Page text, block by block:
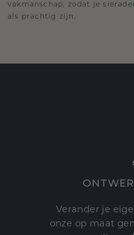
vakmanschap, zodat je
als prachtig zijn.
Verander je
onze op maat